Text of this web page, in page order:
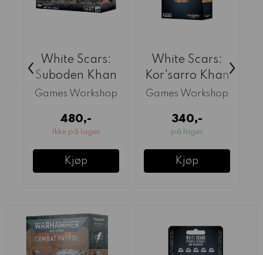
White Scars:
Suboden Khan
Games Workshop
480,-
Ikke på lager
Kjøp
White Scars:
Kor'sarro Khan
Games Workshop
340,-
på lager
Kjøp
‹ ›